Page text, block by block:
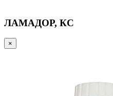
ЛАМАДОР, КС
×